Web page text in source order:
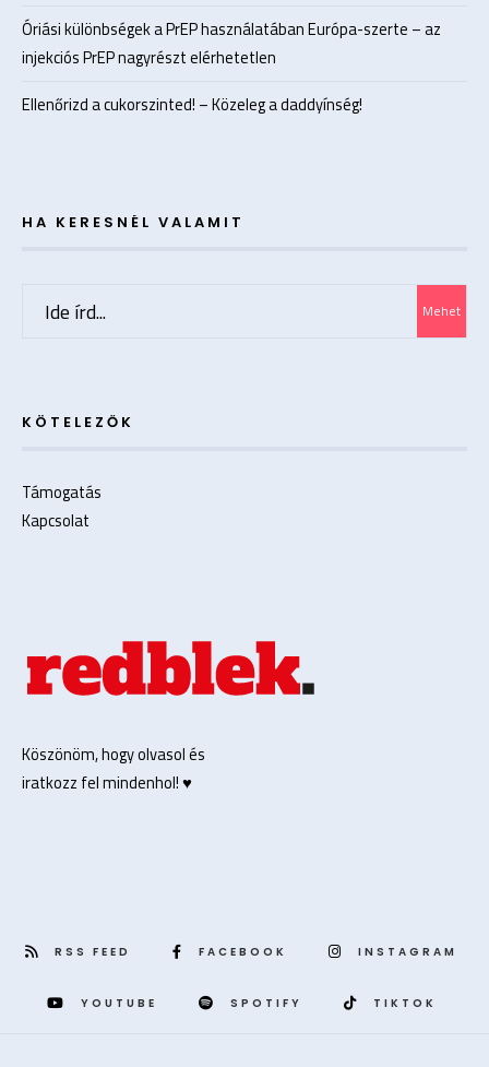
Óriási különbségek a PrEP használatában Európa-szerte – az
injekciós PrEP nagyrészt elérhetetlen
Ellenőrizd a cukorszinted! – Közeleg a daddyínség!
HA KERESNÉL VALAMIT
Mehet
KÖTELEZŐK
Támogatás
Kapcsolat
Köszönöm, hogy olvasol és
iratkozz fel mindenhol! ♥️
RSS FEED FACEBOOK INSTAGRAM
YOUTUBE SPOTIFY TIKTOK